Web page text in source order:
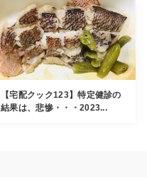
【宅配クック123】特定健診の
結果は、悲惨・・・2023...